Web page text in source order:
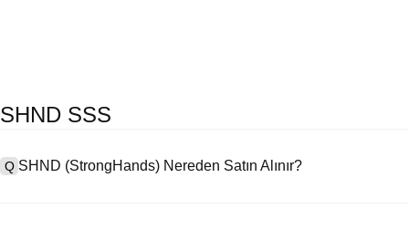
SHND SSS
Q SHND (StrongHands) Nereden Satın Alınır?